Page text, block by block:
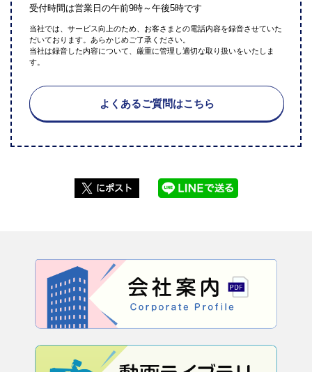
受付時間は営業日の午前9時～午後5時です
当社では、サービス向上のため、お客さまとの電話内容を録音させていた
だいております。あらかじめご了承ください。
当社は録音した内容について、厳重に管理し適切な取り扱いをいたしま
す。
よくあるご質問はこちら